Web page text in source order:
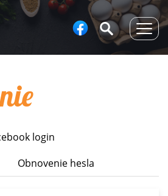
login
Obnovenie hesla